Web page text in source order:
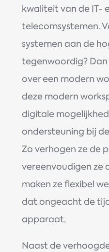
kwaliteit van de IT-
telecomsystemen.
systemen aan de
tegenwoordig?
over een modern
deze modern
digitale
ondersteuning bij
Zo verhogen ze de
vereenvoudigen ze
maken ze flexibel
dat ongeacht de
apparaat.
Naast de